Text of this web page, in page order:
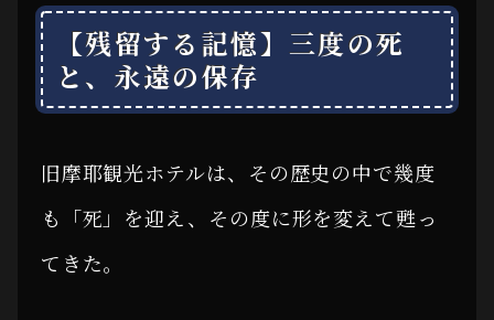
【残留する記憶】三度の死
と、永遠の保存
旧摩耶観光ホテルは、その歴史の中で幾度
も「死」を迎え、その度に形を変えて甦っ
てきた。